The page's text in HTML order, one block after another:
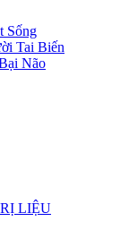
Sống
Tai Biến
Não
LIỆU